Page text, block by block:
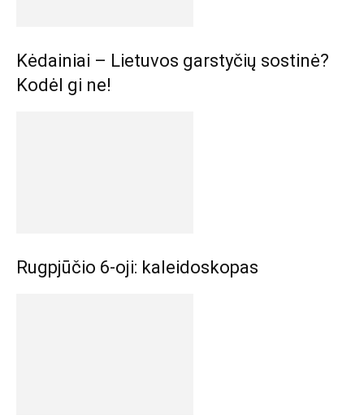
Kėdainiai – Lietuvos garstyčių sostinė?
Kodėl gi ne!
Rugpjūčio 6-oji: kaleidoskopas